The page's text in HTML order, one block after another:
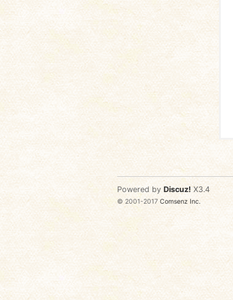
Powered by Discuz! X3.4
© 2001-2017Comsenz Inc.